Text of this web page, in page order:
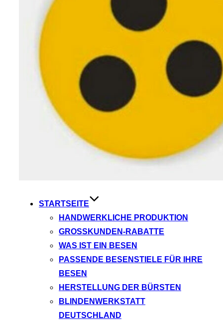
STARTSEITE
HANDWERKLICHE PRODUKTION
GROSSKUNDEN-RABATTE
WAS IST EIN BESEN
PASSENDE BESENSTIELE FÜR IHRE
BESEN
HERSTELLUNG DER BÜRSTEN
BLINDENWERKSTATT
DEUTSCHLAND